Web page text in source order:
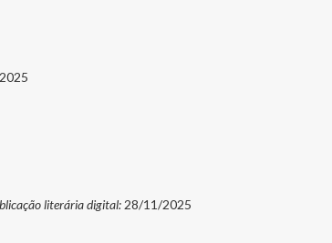
literária digital:28/11/2025